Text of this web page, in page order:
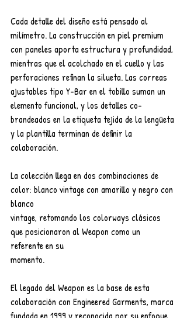
Cada detalle del diseño está pensado al
milímetro. La construcción en piel premium
con paneles aporta estructura y profundidad,
mientras que el acolchado en el cuello y las
perforaciones refinan la silueta. Las correas
ajustables tipo Y-Bar en el tobillo suman un
elemento funcional, y los detalles co-
brandeados en la etiqueta tejida de la lengüeta
y la plantilla terminan de definir la
colaboración.
La colección llega en dos combinaciones de
color: blanco vintage con amarillo y negro con
blanco
vintage, retomando los colorways clásicos
que posicionaron al Weapon como un
referente en su
momento.
El legado del Weapon es la base de esta
colaboración con Engineered Garments, marca